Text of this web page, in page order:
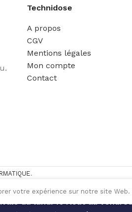
du lundi 10 Août au
Technidose
A propos
CGV
Mentions légales
Mon compte
Contact
.
votre expérience sur notre site